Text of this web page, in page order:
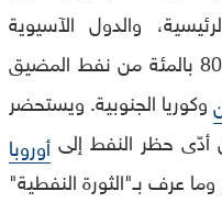
والدول الآسيوية
المستهلكة الرئيسية، حيث تذهب 80 بالمئة من نفط المضيق
وكوريا الجنوبية. ويستحضر
أدّى حظر النفط إلى أوروبا
وما عرف بـ"الثورة النفطية"